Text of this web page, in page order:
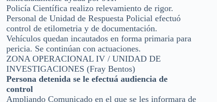
Policía Científica realizo relevamiento de rigor.
Personal de Unidad de Respuesta Policial efectuó
control de etilometria y de documentación.
Vehículos quedan incautados en forma primaria para
pericia. Se continúan con actuaciones.
ZONA OPERACIONAL IV / UNIDAD DE
INVESTIGACIONES (Fray Bentos)
Persona detenida se le efectuá audiencia de
control
Ampliando Comunicado en el que se les informara de